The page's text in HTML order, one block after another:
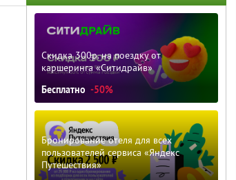
Скидка 300р. на поездку от
каршеринга «Ситидрайв»
Бесплатно -50%
Бронирование отеля для всех
пользователей сервиса «Яндекс
Путешествия»